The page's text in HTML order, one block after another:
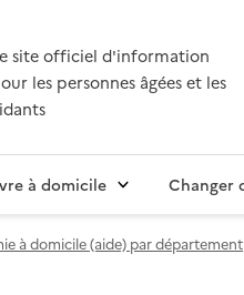
site officiel d'information
les personnes âgées et les
à domicile Changer
à domicile (aide) par département